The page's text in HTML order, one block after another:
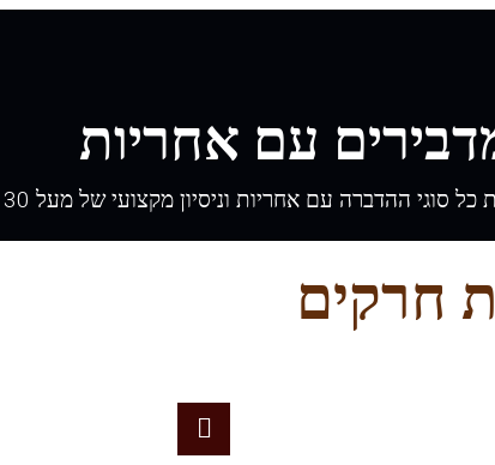
עם אחריות
סוגי ההדברה עם אחריות וניסיון מקצועי של מעל 30 שנה
חרקים